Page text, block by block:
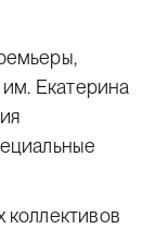
им. Екатерина
коллективов